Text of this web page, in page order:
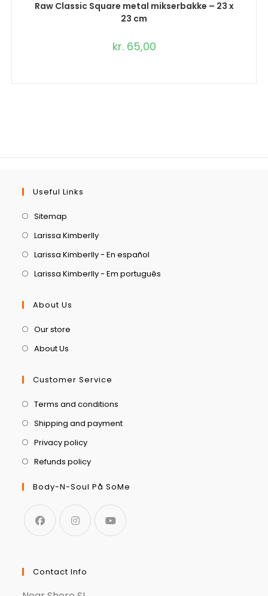
Raw Classic Square metal mikserbakke – 23 x
23 cm
kr.65,00
Useful Links
Sitemap
Larissa Kimberlly
Larissa Kimberlly - En español
Larissa Kimberlly - Em português
About Us
Our store
About Us
Customer Service
Terms and conditions
Shipping and payment
Privacy policy
Refunds policy
Body-N-Soul På SoMe
Contact Info